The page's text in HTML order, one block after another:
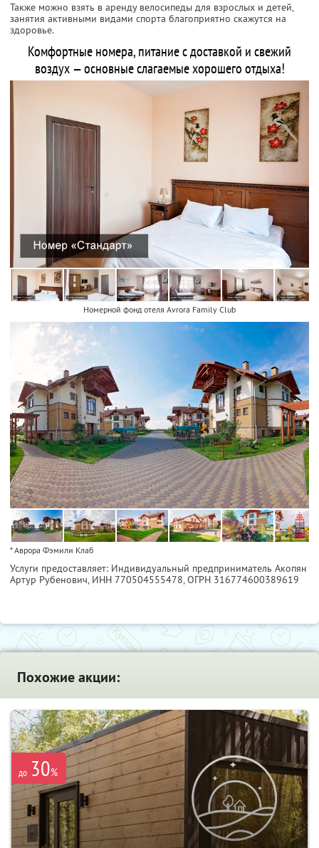
Также можно взять в аренду велосипеды для взрослых и детей,
занятия активными видами спорта благоприятно скажутся на
здоровье.
Комфортные номера, питание с доставкой и свежий
воздух — основные слагаемые хорошего отдыха!
Номерной фонд отеля Avrora Family Club
* Аврора Фэмили Клаб
Услуги предоставляет: Индивидуальный предприниматель Акопян
Артур Рубенович, ИНН 770504555478, ОГРН 316774600389619
Похожие акции:
до 30%